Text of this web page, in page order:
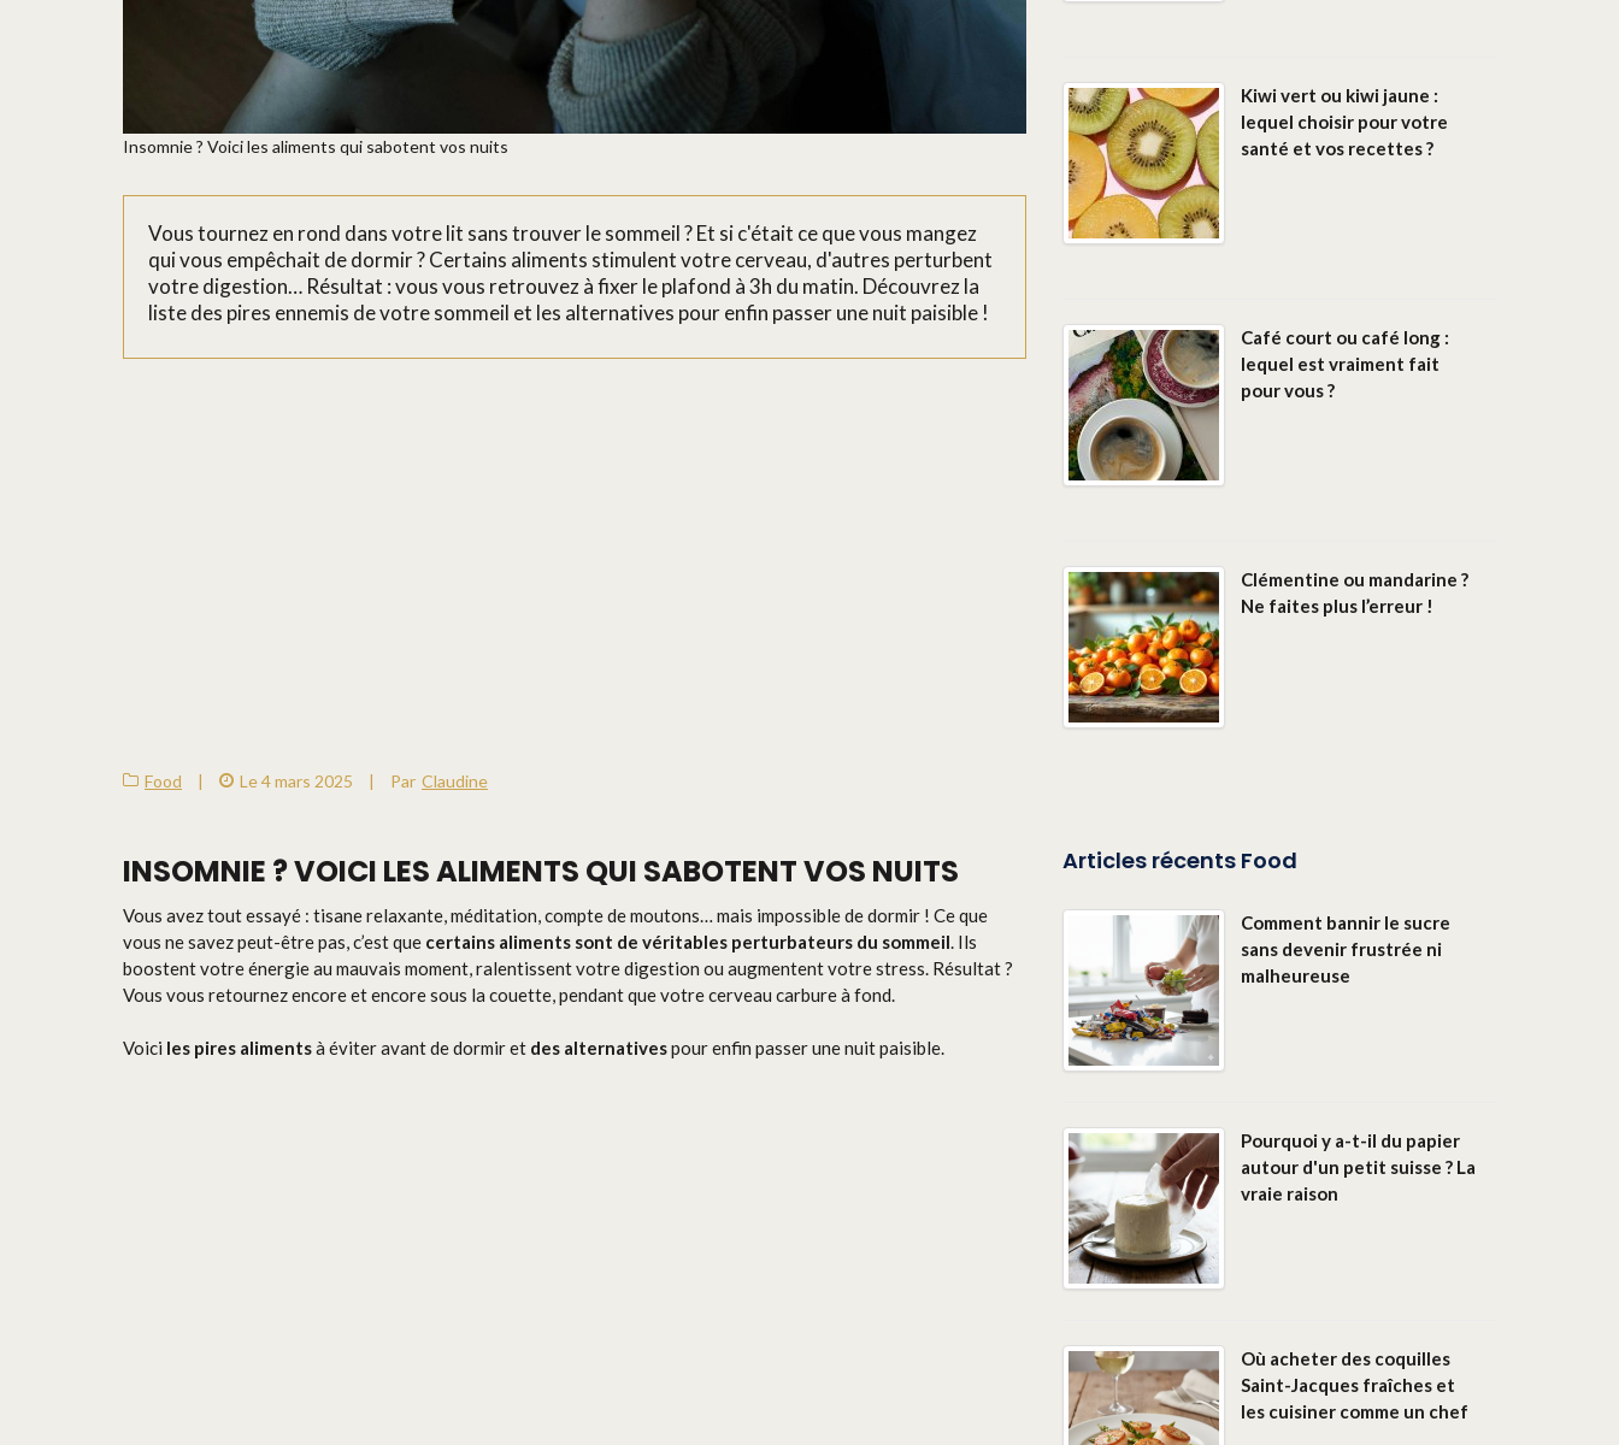
Insomnie ? Voici les aliments qui sabotent vos nuits
Vous tournez en rond dans votre lit sans trouver le sommeil ? Et si c'était ce que vous mangez
qui vous empêchait de dormir ? Certains aliments stimulent votre cerveau, d'autres perturbent
votre digestion… Résultat : vous vous retrouvez à fixer le plafond à 3h du matin. Découvrez la
liste des pires ennemis de votre sommeil et les alternatives pour enfin passer une nuit paisible !
Food | Le 4 mars 2025 | Par Claudine
INSOMNIE ? VOICI LES ALIMENTS QUI SABOTENT VOS NUITS
Vous avez tout essayé : tisane relaxante, méditation, compte de moutons… mais impossible de dormir ! Ce que
vous ne savez peut-être pas, c’est que certains aliments sont de véritables perturbateurs du sommeil . Ils
boostent votre énergie au mauvais moment, ralentissent votre digestion ou augmentent votre stress. Résultat ?
Vous vous retournez encore et encore sous la couette, pendant que votre cerveau carbure à fond.
Voici les pires alimentsà éviter avant de dormir et des alternativespour enfin passer une nuit paisible.
Kiwi vert ou kiwi jaune :
lequel choisir pour votre
santé et vos recettes ?
Café court ou café long :
lequel est vraiment fait
pour vous ?
Clémentine ou mandarine ?
Ne faites plus l’erreur !
Articles récents Food
Comment bannir le sucre
sans devenir frustrée ni
malheureuse
Pourquoi y a-t-il du papier
autour d'un petit suisse ? La
vraie raison
Où acheter des coquilles
Saint-Jacques fraîches et
les cuisiner comme un chef